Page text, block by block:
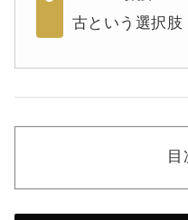
古という選択肢
目